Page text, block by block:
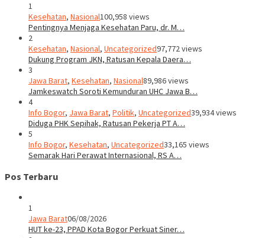
1
Kesehatan, Nasional100,958 views
Pentingnya Menjaga Kesehatan Paru, dr. M…
2
Kesehatan, Nasional, Uncategorized97,772 views
Dukung Program JKN, Ratusan Kepala Daera…
3
Jawa Barat, Kesehatan, Nasional89,986 views
Jamkeswatch Soroti Kemunduran UHC Jawa B…
4
Info Bogor, Jawa Barat, Politik, Uncategorized39,934 views
Diduga PHK Sepihak, Ratusan Pekerja PT A…
5
Info Bogor, Kesehatan, Uncategorized33,165 views
Semarak Hari Perawat Internasional, RS A…
Pos Terbaru
1
Jawa Barat06/08/2026
HUT ke-23, PPAD Kota Bogor Perkuat Siner…